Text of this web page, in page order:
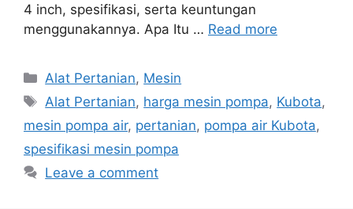
4 inch, spesifikasi, serta keuntungan
menggunakannya. Apa Itu … Read more
Categories
Alat Pertanian, Mesin
Tags
Alat Pertanian, harga mesin pompa, Kubota,
mesin pompa air, pertanian, pompa air Kubota,
spesifikasi mesin pompa
Leave a comment